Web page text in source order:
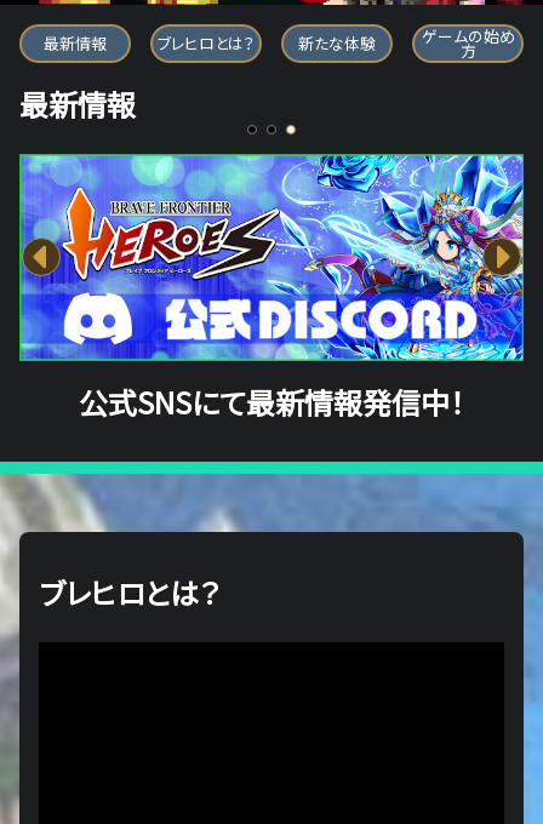
ブレイブ フロンティア ヒーローズ
最新情報 ブレヒロとは？ 新たな体験 ゲームの始め
方
最新情報
公式SNSにて最新情報発信中！
ブレヒロとは？